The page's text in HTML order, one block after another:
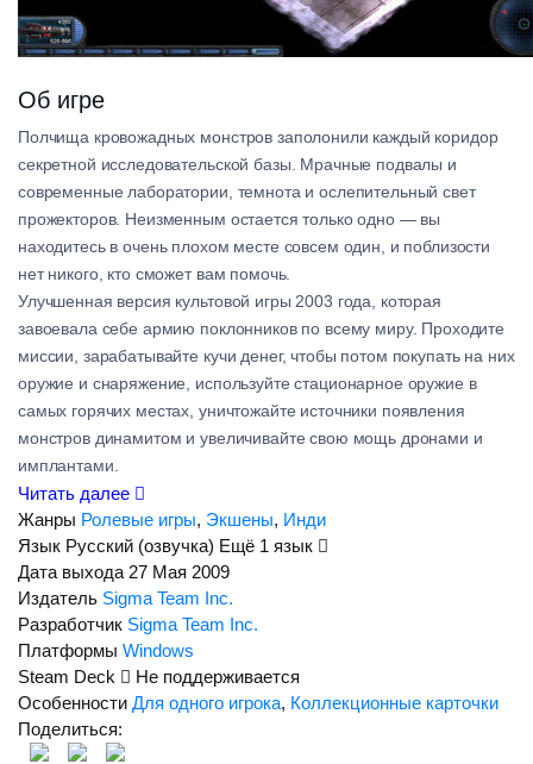
Об игре
Полчища кровожадных монстров заполонили каждый коридор
секретной исследовательской базы. Мрачные подвалы и
современные лаборатории, темнота и ослепительный свет
прожекторов. Неизменным остается только одно — вы
находитесь в очень плохом месте совсем один, и поблизости
нет никого, кто сможет вам помочь.
Улучшенная версия культовой игры 2003 года, которая
завоевала себе армию поклонников по всему миру. Проходите
миссии, зарабатывайте кучи денег, чтобы потом покупать на них
оружие и снаряжение, используйте стационарное оружие в
самых горячих местах, уничтожайте источники появления
монстров динамитом и увеличивайте свою мощь дронами и
имплантами.
Вы спасли нашу несчастную планету столько раз… но
настоящий герой никогда не остановится!
Вперед и с песней, великие дела ждут тебя!
Около 1000 монстров на каждой карте, вплоть до 100
монстров одновременно на экране
3 режима игры: Кампания, выживание и тир
Мужской или женский персонаж на ваш выбор
Система улучшений персонажа
Читать далее
Жанры Ролевые игры, Экшены, Инди
Язык Русский (озвучка) Ещё 1 язык
Дата выхода 27 Мая 2009
Издатель Sigma Team Inc.
Разработчик Sigma Team Inc.
Платформы Windows
Steam Deck
Не поддерживается
Особенности Для одного игрока, Коллекционные карточки
Поделиться: